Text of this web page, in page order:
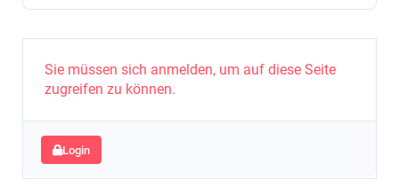
Sie müssen sich anmelden, um auf diese Seite
zugreifen zu können.
Login